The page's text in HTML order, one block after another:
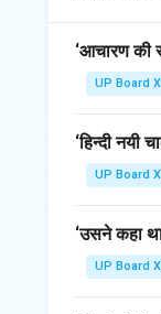
‘आचारण की
UP Board
‘हिन्दी
UP Board
‘उसने कहा
UP Board